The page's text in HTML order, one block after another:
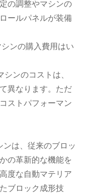
の調整やマシンの
ールパネルが装備
ンの購入費用はい
ンのコストは、
異なります。ただ
ストパフォーマン
は、従来のブロッ
の革新的な機能を
度な自動マテリア
ブロック成形技